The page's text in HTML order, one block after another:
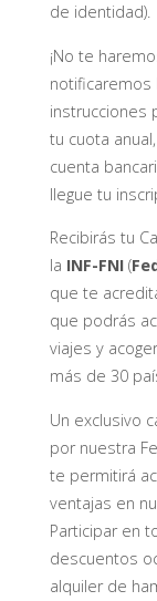
de identidad).
¡No te
notificaremos
instrucciones
tu cuota
cuenta
llegue tu
Recibirás tu
la INF-FNI(
que te
que podrás
viajes y
más de 30
Un exclusivo
por nuestra
te permitirá
ventajas en
Participar en
descuentos
alquiler de